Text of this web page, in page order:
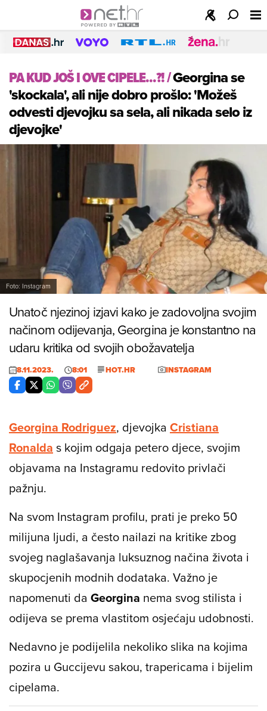
PA KUD JOŠ I OVE CIPELE...?!/Georgina se
'skockala', ali nije dobro prošlo: 'Možeš
odvesti djevojku sa sela, ali nikada selo iz
djevojke'
Foto: Instagram
Unatoč njezinoj izjavi kako je zadovoljna svojim
načinom odijevanja, Georgina je konstantno na
udaru kritika od svojih obožavatelja
8.11.2023. 8:01 HOT.HR INSTAGRAM
Georgina Rodriguez, djevojka Cristiana
Ronalda s kojim odgaja petero djece, svojim
objavama na Instagramu redovito privlači
pažnju.
Na svom Instagram profilu, prati je preko 50
milijuna ljudi, a često nailazi na kritike zbog
svojeg naglašavanja luksuznog načina života i
skupocjenih modnih dodataka. Važno je
napomenuti da Georgina nema svog stilista i
odijeva se prema vlastitom osjećaju udobnosti.
Nedavno je podijelila nekoliko slika na kojima
pozira u Guccijevu sakou, trapericama i bijelim
cipelama.